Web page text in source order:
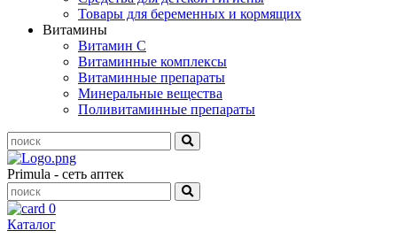
Товары для беременных и кормящих
Витамины
Витамин С
Витаминные комплексы
Витаминные препараты
Минеральные вещества
Поливитаминные препараты
Primula - сеть аптек
0
Каталог